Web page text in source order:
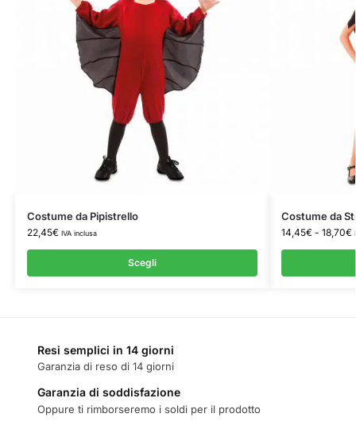
Costume da Pipistrello
22,45€ IVA inclusa
Scegli
Costume da
14,45€ - 18,70€
Resi semplici in 14 giorni
Garanzia di reso di 14 giorni
Garanzia di soddisfazione
Oppure ti rimborseremo i soldi per il prodotto